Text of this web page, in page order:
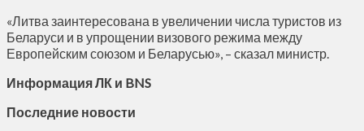
«Литва заинтересована в увеличении числа туристов из
Беларуси и в упрощении визового режима между
Европейским союзом и Беларусью», – сказал министр.
Информация ЛК и BNS
Последние новости